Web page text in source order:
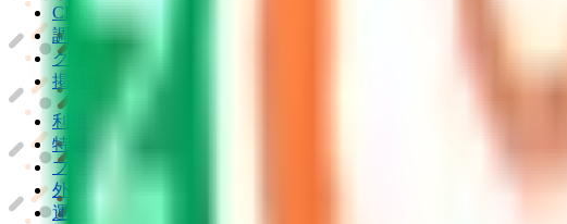
CLINICSカルテ
調剤薬局向け統合型クラウドソリューション
クラウド歯科業務
掲載情報の修正・削除はこちら
利用規約
特定商取引法に基づく表記
プライバシーポリシー
外部送信ポリシー
運営会社